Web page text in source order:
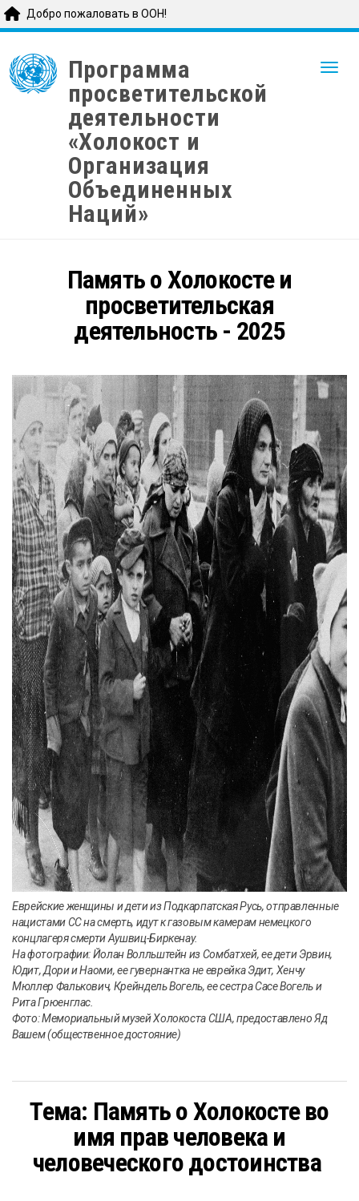
main
content
Добро пожаловать в ООН!
Программа
просветительской
деятельности
«Холокост и
Организация
Объединенных
Наций»
Память о Холокосте и
просветительская
деятельность - 2025
Еврейские женщины и дети из Подкарпатская Русь, отправленные
нацистами СС на смерть, идут к газовым камерам немецкого
концлагеря смерти Аушвиц-Биркенау.
На фотографии: Йолан Волльштейн из Сомбатхей, ее дети Эрвин,
Юдит, Дори и Наоми, ее гувернантка не еврейка Эдит, Хенчу
Мюллер Фалькович, Крейндель Вогель, ее сестра Сасе Вогель и
Рита Грюенглас.
Фото: Мемориальный музей Холокоста США, предоставлено Яд
Вашем (общественное достояние)
Тема: Память о Холокосте во
имя прав человека и
человеческого достоинства